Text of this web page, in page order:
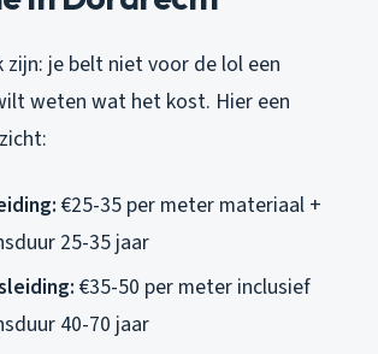
zijn: je belt niet voor de lol een
weten wat het kost. Hier een
€25-35 per meter materiaal +
25-35 jaar
€35-50 per meter inclusief
40-70 jaar